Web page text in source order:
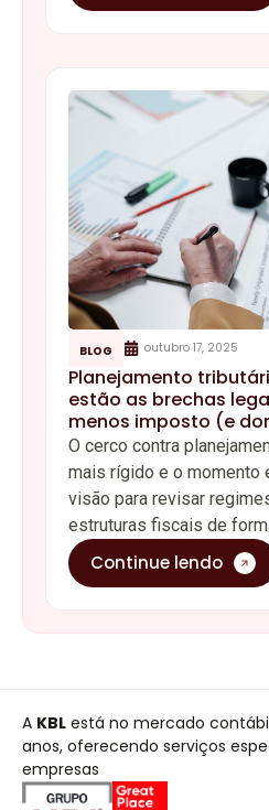
BLOG outubro 17, 2025
Planejamento
estão as brechas
menos imposto (e
O cerco contra
mais rígido e o momento
visão para revisar
estruturas fiscais de
Continue lendo
A KBL está no mercado
anos, oferecendo serviços
empresas